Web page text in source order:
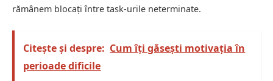
rămânem blocați între task-urile neterminate.
Citește și despre: Cum îți găsești motivația în
perioade dificile